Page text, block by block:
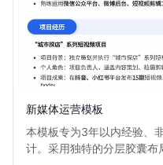
新媒体运营模板
本模板专为3年以内经验、
计。采用独特的分层胶囊布